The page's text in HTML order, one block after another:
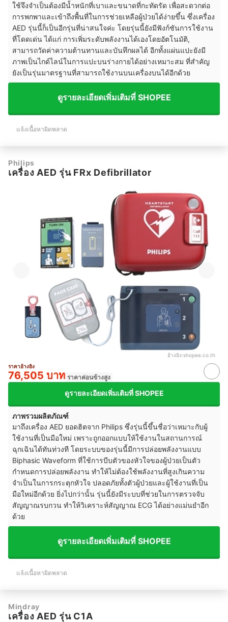
ใช้จึงจำเป็นต้องมีน้ำหนักที่เบาและขนาดที่กะทัดรัด เพื่อสะดวกต่อ
การพกพาและเข้าถึงพื้นที่ในการช่วยเหลือผู้ป่วยได้ง่ายขึ้น ซึ่งเครื่อง
AED รุ่นนี้ก็เป็นอีกรุ่นที่น่าสนใจค่ะ โดยรุ่นนี้ยังมีฟังก์ชันการใช้งาน
ที่โดดเด่น ได้แก่ การเพิ่มระดับพลังงานได้เองโดยอัตโนมัติ,
สามารถวัดค่าความต้านทานและบันทึกผลได้ อีกทั้งแผ่นแปะยังมี
ภาพเป็นไกด์ไลน์ในการแปะบนร่างกายได้อย่างเหมาะสม ที่สำคัญ
ยังเป็นรุ่นมาตรฐานที่สามารถใช้งานบนเครื่องบนได้อีกด้วย
ดูรายละเอียดเพิ่มเติมที่ SHOPEE
แจ้งเนื้อหาผิดพลาด
Philips
เครื่อง AED รุ่น FRx Defibrillator
อ้างอิง:shopee.co.th
ราคาอ้างอิง
76,505 บาท ราคาค่อนข้างสูง
ดูรายละเอียดเพิ่มเติมที่ SHOPEE
ภาพรวมผลิตภัณฑ์
มาถึงเครื่อง AED ยอดฮิตจาก Philips ซึ่งรุ่นนี้ขึ้นชื่อว่าเหมาะกับผู้
ใช้งานที่เป็นมือใหม่ เพราะถูกออกแบบให้ใช้งานในสถานการณ์
ฉุกเฉินได้ทันท่วงที โดยระบบของรุ่นนี้มีการปล่อยพลังงานแบบ
Biphasic Waveform ที่ใช้การบีบตัวของหัวใจของผู้ป่วยเป็นตัว
กำหนดการปล่อยพลังงาน ทำให้ไม่ต้องใช้พลังงานที่สูงเกินความ
จำเป็นในการกระตุกหัวใจ ปลอดภัยทั้งตัวผู้ป่วยและผู้ใช้งานที่เป็น
มือใหม่อีกด้วย ยิ่งไปกว่านั้น รุ่นนี้ยังมีระบบที่ช่วยในการตรวจจับ
สัญญาณรบกวน ทำให้วิเคราะห์สัญญาณ ECG ได้อย่างแม่นยำอีก
ด้วย
ดูรายละเอียดเพิ่มเติมที่ SHOPEE
แจ้งเนื้อหาผิดพลาด
Mindray
เครื่อง AED รุ่น C1A